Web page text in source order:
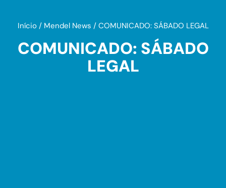
Início/ Mendel News / COMUNICADO: SÁBADO LEGAL
COMUNICADO: SÁBADO
LEGAL